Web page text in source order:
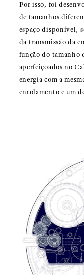
Por isso, foi
de tamanhos
espaço disponível,
da transmissão da
função do tamanho
aperfeiçoados no
energia com a
enrolamento e um